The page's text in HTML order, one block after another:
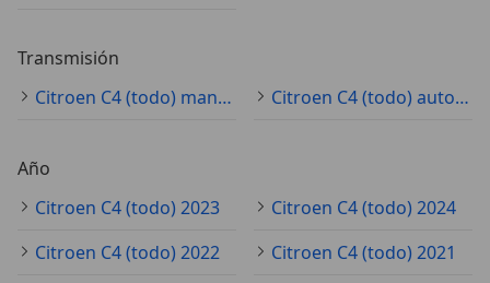
Transmisión
Citroen C4 (todo) manual
Citroen C4 (todo) automático
Año
Citroen C4 (todo) 2023
Citroen C4 (todo) 2024
Citroen C4 (todo) 2022
Citroen C4 (todo) 2021